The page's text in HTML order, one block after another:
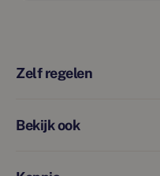
Zelf regelen
Bekijk ook